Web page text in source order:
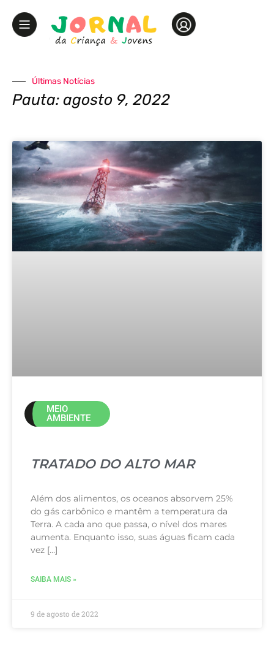
Últimas Notícias
Pauta: agosto 9, 2022
MEIO
AMBIENTE
TRATADO DO ALTO MAR
Além dos alimentos, os oceanos absorvem 25%
do gás carbônico e mantêm a temperatura da
Terra. A cada ano que passa, o nível dos mares
aumenta. Enquanto isso, suas águas ficam cada
vez […]
SAIBA MAIS »
9 de agosto de 2022